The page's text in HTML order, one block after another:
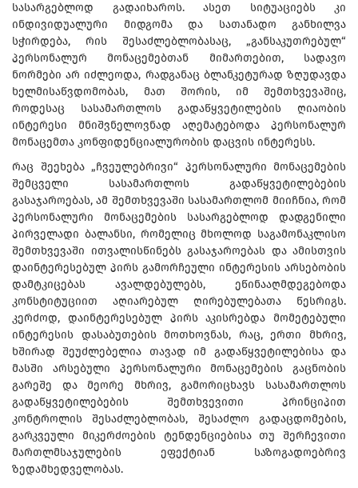
სასარგებლოდ გადაიხაროს. ასეთ სიტუაციებს კი
ინდივიდუალური მიდგომა და სათანადო განხილვა
სჭირდება, რის შესაძლებლობასაც, „განსაკუთრებულ“
პერსონალურ მონაცემებთან მიმართებით, სადავო
ნორმები არ იძლეოდა, რადგანაც ბლანკეტურად ზღუდავდა
ხელმისაწვდომობას, მათ შორის, იმ შემთხვევაშიც,
როდესაც სასამართლოს გადაწყვეტილების ღიაობის
ინტერესი მნიშვნელოვნად აღემატებოდა პერსონალურ
მონაცემთა კონფიდენციალურობის დაცვის ინტერესს.
რაც შეეხება „ჩვეულებრივი“ პერსონალური მონაცემების
შემცველი სასამართლოს გადაწყვეტილებების
გასაჯაროებას, ამ შემთხვევაში სასამართლომ მიიჩნია, რომ
პერსონალური მონაცემების სასარგებლოდ დადგენილი
პირველადი ბალანსი, რომელიც მხოლოდ საგამონაკლისო
შემთხვევაში ითვალისწინებს გასაჯაროებას და ამისთვის
დაინტერესებულ პირს გამორჩეული ინტერესის არსებობის
დამტკიცებას ავალდებულებს, ეწინააღმდეგებოდა
კონსტიტუციით აღიარებულ ღირებულებათა წესრიგს.
კერძოდ, დაინტერესებულ პირს აკისრებდა მომეტებული
ინტერესის დასაბუთების მოთხოვნას, რაც, ერთი მხრივ,
ხშირად შეუძლებელია თავად იმ გადაწყვეტილებისა და
მასში არსებული პერსონალური მონაცემების გაცნობის
გარეშე და მეორე მხრივ, გამორიცხავს სასამართლოს
გადაწყვეტილებების შემთხვევითი პრინციპით
კონტროლის შესაძლებლობას, შესაძლო გადაცდომების,
გარკვეული მიკერძოების ტენდენციებისა თუ შერჩევითი
მართლმსაჯულების ეფექტიან საზოგადოებრივ
ზედამხედველობას.